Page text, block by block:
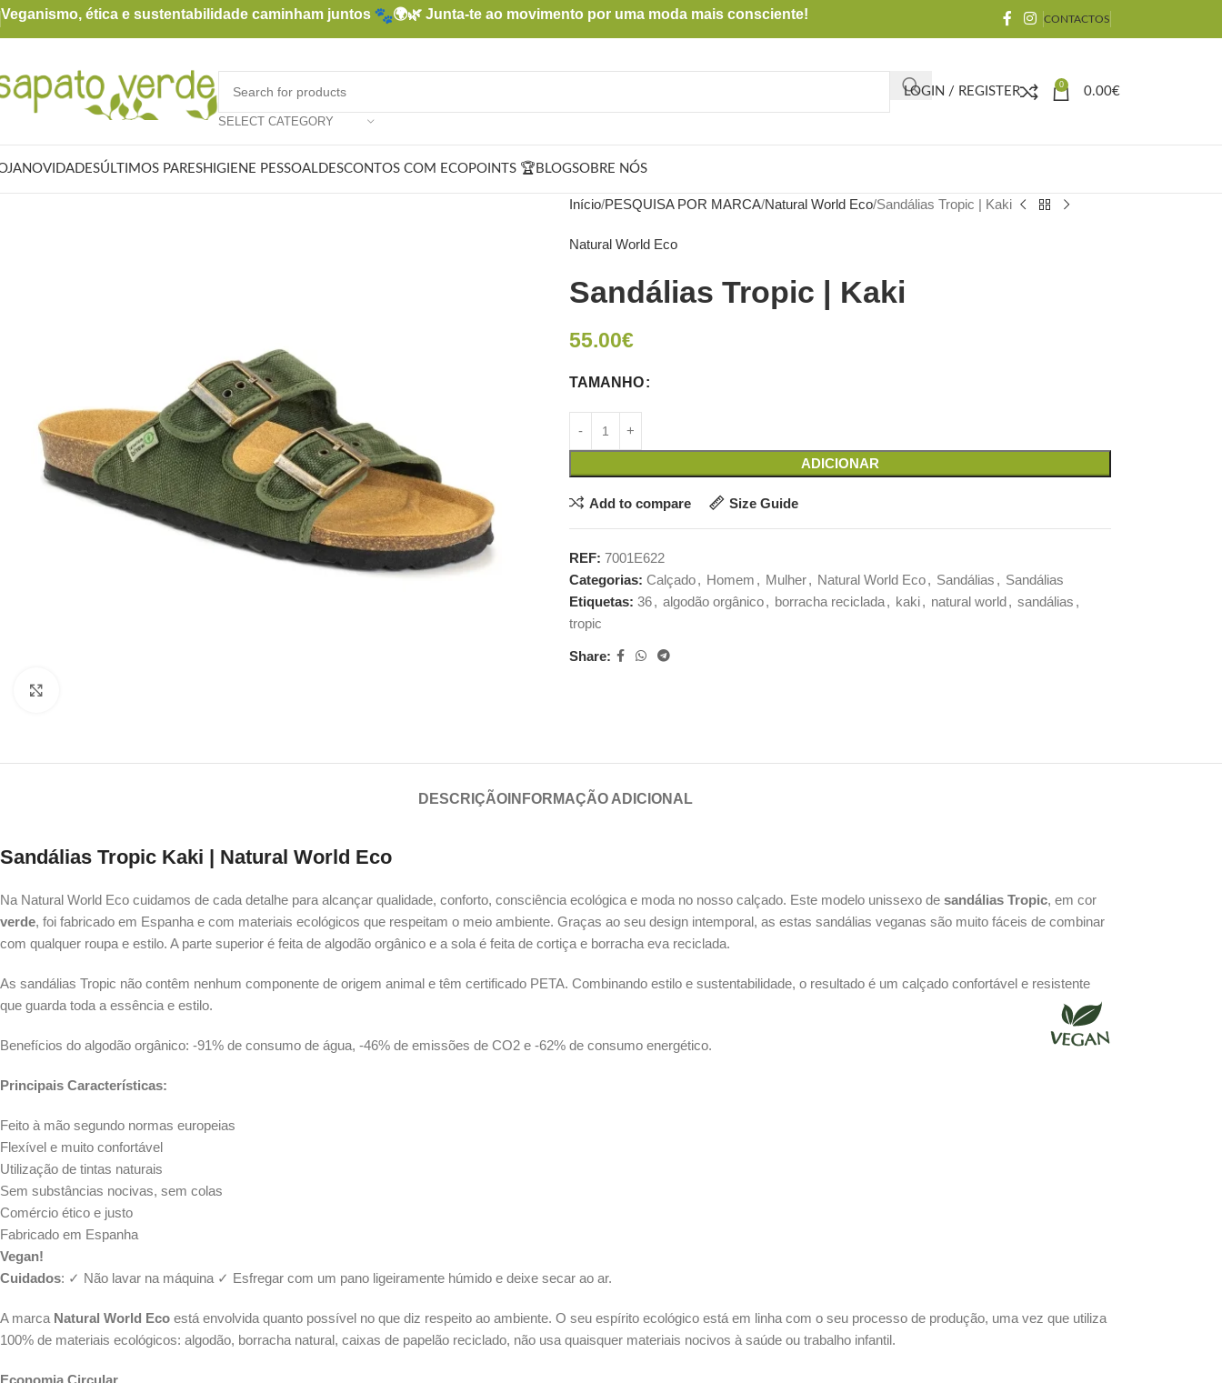
Veganismo, ética e sustentabilidade caminham juntos 🌍🌿 Junta-te ao movimento por uma moda mais consciente! CONTACTOS
SELECT CATEGORY
LOGIN / REGISTER
0
0.00€
NOVIDADESÚLTIMOS PARESHIGIENE PESSOALDESCONTOS COM ECOPOINTS 🏆 BLOGSOBRE NÓS
Início PESQUISA POR MARCA Natural World Eco Sandálias Tropic | Kaki
Natural World Eco
Sandálias Tropic | Kaki
55.00€
TAMANHO
ADICIONAR
Add to compare Size Guide
REF: 7001E622
Categorias: Calçado, Homem , Mulher, Natural World Eco, Sandálias , Sandálias
Etiquetas: 36, algodão orgânico, borracha reciclada, kaki, natural world, sandálias ,
tropic
Share:
DESCRIÇÃO INFORMAÇÃO ADICIONAL
Sandálias Tropic Kaki | Natural World Eco
Na Natural World Eco cuidamos de cada detalhe para alcançar qualidade, conforto, consciência ecológica e moda no nosso calçado. Este modelo unissexo de sandálias Tropic, em cor
verde, foi fabricado em Espanha e com materiais ecológicos que respeitam o meio ambiente. Graças ao seu design intemporal, as estas sandálias veganas são muito fáceis de combinar
com qualquer roupa e estilo. A parte superior é feita de algodão orgânico e a sola é feita de cortiça e borracha eva reciclada.
As sandálias Tropic não contêm nenhum componente de origem animal e têm certificado PETA. Combinando estilo e sustentabilidade, o resultado é um calçado confortável ​​e resistente
que guarda toda a essência e estilo.
Benefícios do algodão orgânico: -91% de consumo de água, -46% de emissões de CO2 e -62% de consumo energético.
Principais Características:
Feito à mão segundo normas europeias
Flexível e muito confortável
Utilização de tintas naturais
Sem substâncias nocivas, sem colas
Comércio ético e justo
Fabricado em Espanha
Vegan!
Cuidados: ✓ Não lavar na máquina ✓ Esfregar com um pano ligeiramente húmido e deixe secar ao ar.
A marca Natural World Eco está envolvida quanto possível no que diz respeito ao ambiente. O seu espírito ecológico está em linha com o seu processo de produção, uma vez que utiliza
100% de materiais ecológicos: algodão, borracha natural, caixas de papelão reciclado, não usa quaisquer materiais nocivos à saúde ou trabalho infantil.
Economia Circular